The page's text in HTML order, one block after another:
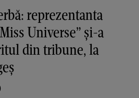
reprezentanta
Universe” și-a
din tribune, la